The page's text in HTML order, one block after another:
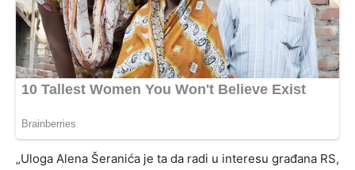
„Uloga Alena Šeranića je ta da radi u interesu građana RS,